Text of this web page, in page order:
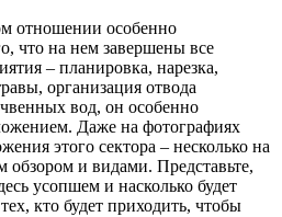
отношении особенно
что на нем завершены все
– планировка, нарезка,
организация отвода
вод, он особенно
Даже на фотографиях
этого сектора – несколько на
и видами. Представьте,
усопшем и насколько будет
кто будет приходить, чтобы